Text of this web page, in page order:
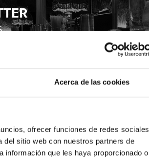
Acerca de las cookies
ofrecer funciones de redes sociales
del sitio web con nuestros partners de
información que les haya proporcionado o